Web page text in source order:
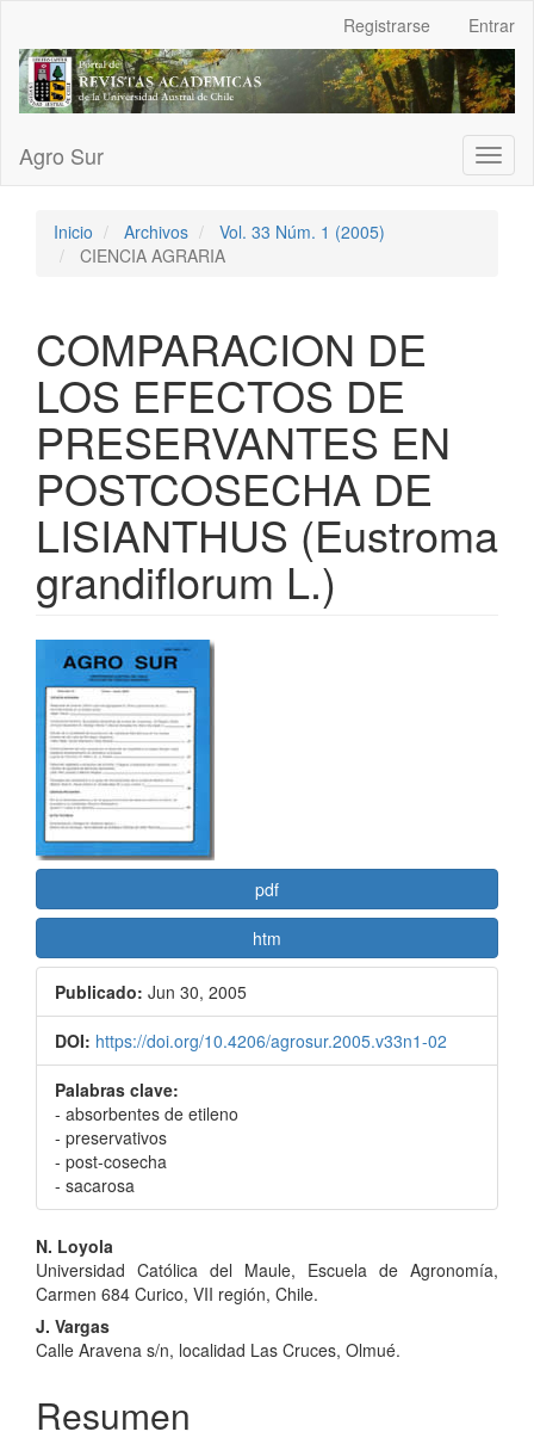
Contenido
principal
Barra
Registrarse Entrar
Agro Sur
Inicio Archivos
Vol. 33 Núm. 1 (2005)
CIENCIA AGRARIA
COMPARACION DE
LOS EFECTOS DE
PRESERVANTES EN
POSTCOSECHA DE
LISIANTHUS (Eustroma
grandiflorum L.)
Barra
lateral
del
artículo
pdf
htm
Publicado: Jun 30, 2005
DOI: https://doi.org/10.4206/agrosur.2005.v33n1-02
Palabras clave:
- absorbentes de etileno
- preservativos
- post-cosecha
- sacarosa
Contenido
principal
del
artículo
N. Loyola
Universidad Católica del Maule, Escuela de Agronomía,
Carmen 684 Curico, VII región, Chile.
J. Vargas
Calle Aravena s/n, localidad Las Cruces, Olmué.
Resumen